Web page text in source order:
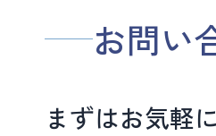
お問い
まずはお気軽